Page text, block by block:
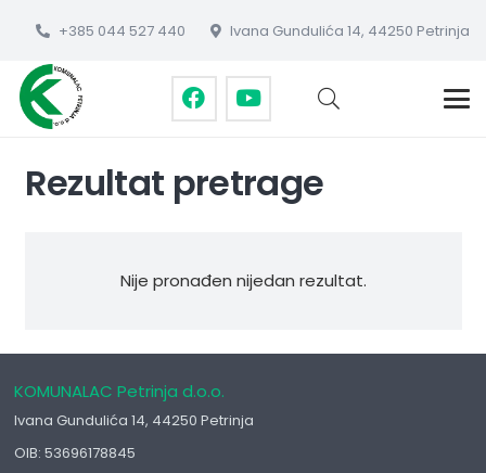
+385 044 527 440 Ivana Gundulića 14, 44250 Petrinja
Rezultat pretrage
Nije pronađen nijedan rezultat.
KOMUNALAC Petrinja d.o.o.
Ivana Gundulića 14, 44250 Petrinja
OIB: 53696178845